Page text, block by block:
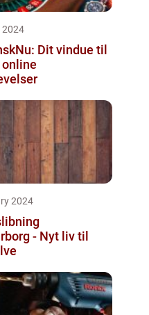
2024
Dit vindue til
2024
- Nyt liv til